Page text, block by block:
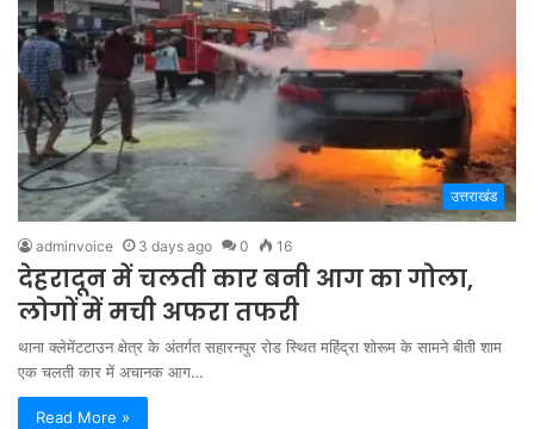
उत्तराखंड
adminvoice 3 days ago 0 16
देहरादून में चलती कार बनी आग का गोला,
लोगों में मची अफरा तफरी
थाना क्लेमेंटटाउन क्षेत्र के अंतर्गत सहारनपुर रोड स्थित महिंद्रा शोरूम के सामने बीती शाम
एक चलती कार में अचानक आग…
Read More »